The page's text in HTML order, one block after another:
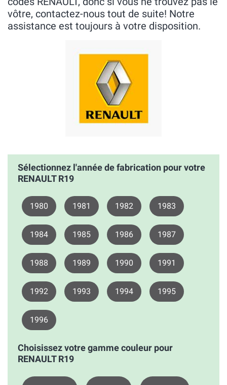
vôtre, contactez-nous tout de suite! Notre
assistance est toujours à votre disposition.
Sélectionnez l'année de fabrication pour votre
RENAULT R19
1980 1981 1982 1983
1984 1985 1986 1987
1988 1989 1990 1991
1992 1993 1994 1995
1996
Choisissez votre gamme couleur pour
RENAULT R19